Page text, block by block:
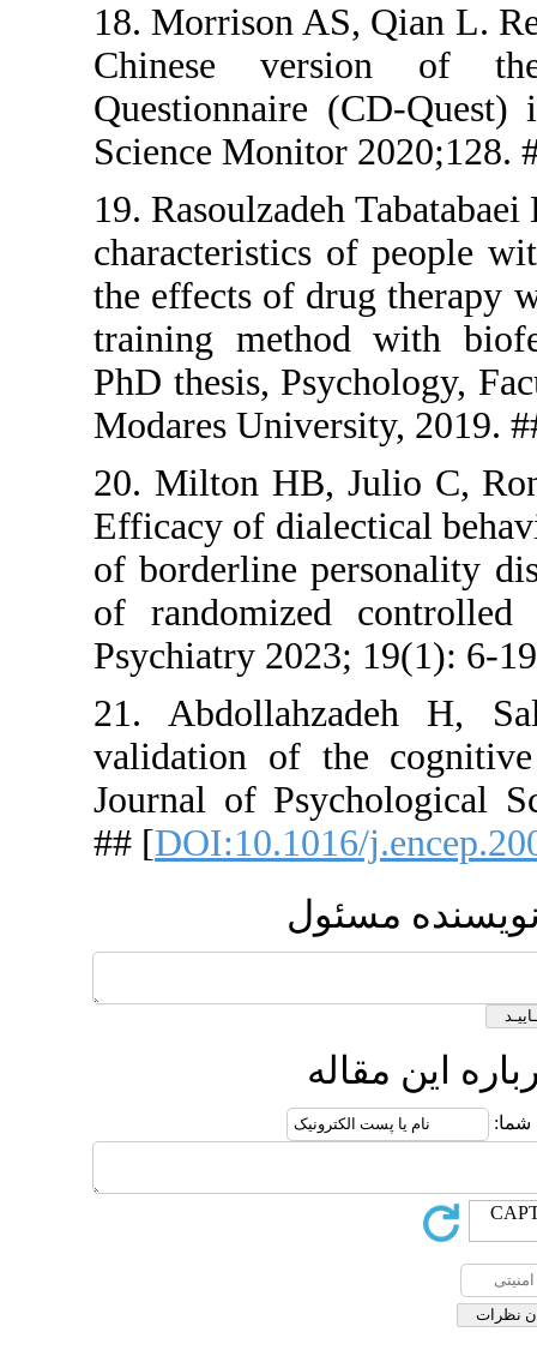
18.
Chinese
Science
19.
the effects
training
PhD
Modares
20. Milton
Efficacy of
of
of
Psychiatry
21.
validation
Journal of
## [